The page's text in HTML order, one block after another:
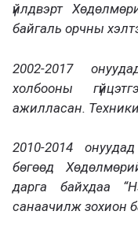
үйлдвэрт
байгаль орчны
2002-2017
холбооны
ажилласан.
2010-2014
бөгөөд
дарга байхдаа
санаачилж зохион